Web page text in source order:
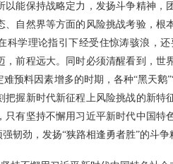
以能保持战略定力，发扬斗争精神
、自然界等方面的风险挑战考验，
科学理论指引下经受住惊涛骇浪，
，前程远大。同时必须清醒看到，
预料因素增多的时期，各种“黑天
把握新时代新征程上风险挑战的新
只有坚持不懈用习近平新时代中国
强韧劲，发扬“狭路相逢勇者胜”的斗